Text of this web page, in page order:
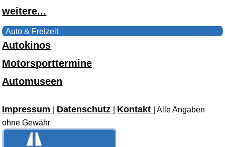
weitere...
Auto & Freizeit
Autokinos
Motorsporttermine
Automuseen
Impressum Datenschutz Kontakt
| Alle Angaben
ohne Gewähr